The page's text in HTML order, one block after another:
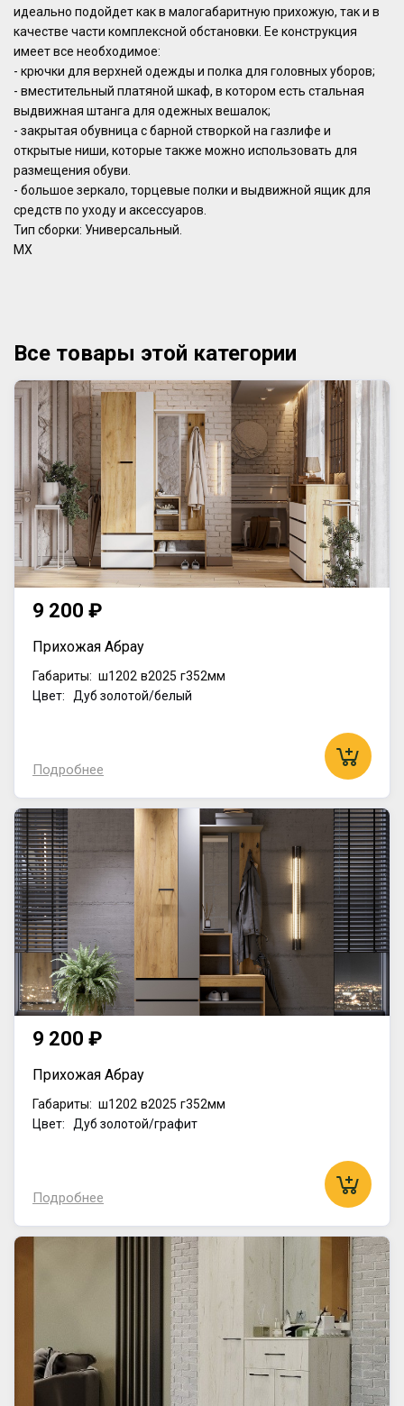
идеально подойдет как в малогабаритную прихожую, так и в
качестве части комплексной обстановки. Ее конструкция
имеет все необходимое:
- крючки для верхней одежды и полка для головных уборов;
- вместительный платяной шкаф, в котором есть стальная
выдвижная штанга для одежных вешалок;
- закрытая обувница с барной створкой на газлифе и
открытые ниши, которые также можно использовать для
размещения обуви.
- большое зеркало, торцевые полки и выдвижной ящик для
средств по уходу и аксессуаров.
Тип сборки: Универсальный.
МХ
Все товары этой категории
9 200 ₽
Прихожая Абрау
Габариты: ш1202 в2025 г352мм
Цвет: Дуб золотой/белый
Подробнее
9 200 ₽
Прихожая Абрау
Габариты: ш1202 в2025 г352мм
Цвет: Дуб золотой/графит
Подробнее